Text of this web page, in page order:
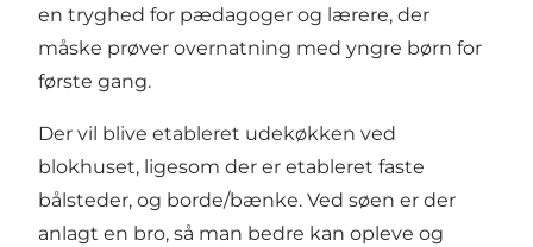
en tryghed for pædagoger og lærere, der
måske prøver overnatning med yngre børn for
første gang.
Der vil blive etableret udekøkken ved
blokhuset, ligesom der er etableret faste
bålsteder, og borde/bænke. Ved søen er der
anlagt en bro, så man bedre kan opleve og